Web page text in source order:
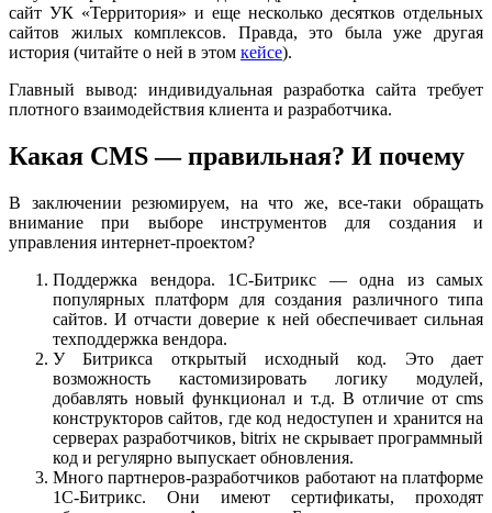
сайт УК «Территория» и еще несколько десятков отдельных
сайтов жилых комплексов. Правда, это была уже другая
история (читайте о ней в этом кейсе).
Главный вывод: индивидуальная разработка сайта требует
плотного взаимодействия клиента и разработчика.
Какая CMS — правильная? И почему
В заключении резюмируем, на что же, все-таки обращать
внимание при выборе инструментов для создания и
управления интернет-проектом?
Поддержка вендора. 1С-Битрикс — одна из самых
популярных платформ для создания различного типа
сайтов. И отчасти доверие к ней обеспечивает сильная
техподдержка вендора.
У Битрикса открытый исходный код. Это дает
возможность кастомизировать логику модулей,
добавлять новый функционал и т.д. В отличие от cms
конструкторов сайтов, где код недоступен и хранится на
серверах разработчиков, bitrix не скрывает программный
код и регулярно выпускает обновления.
Много партнеров-разработчиков работают на платформе
1С-Битрикс. Они имеют сертификаты, проходят